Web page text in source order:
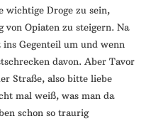
wichtige Droge zu sein,
von Opiaten zu steigern. Na
Gegenteil um und wenn
davon. Aber Tavor
Straße, also bitte liebe
mal weiß, was man da
schon so traurig